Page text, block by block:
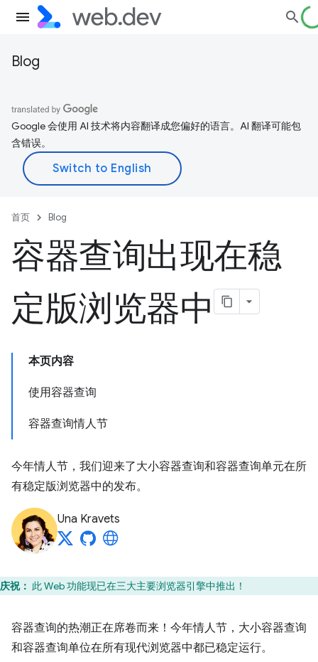
Blog
Google 会使用 AI 技术将内容翻译成您偏好的语言。AI 翻译可能包
含错误。
首页 Blog
容器查询出现在稳
定版浏览器中
本页内容
使用容器查询
容器查询情人节
今年情人节，我们迎来了大小容器查询和容器查询单元在所
有稳定版浏览器中的发布。
Una Kravets
庆祝： 此 Web 功能现已在三大主要浏览器引擎中推出！
容器查询的热潮正在席卷而来！今年情人节，大小容器查询
和容器查询单位在所有现代浏览器中都已稳定运行。